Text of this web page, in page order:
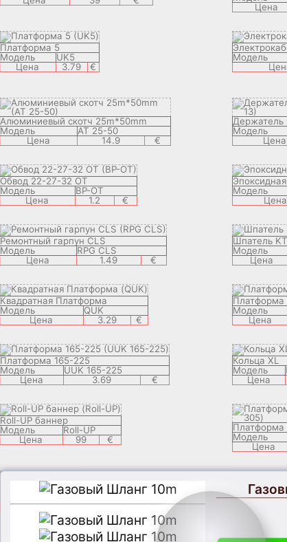
Цена
Платформа 5
Модель
UK5
Цена
3.79 €
Модель
Алюминиевый скотч 25m*50mm
Модель
AT 25-50
Цена
14.9 €
Держатель
Модель
Цена
Обвод 22-27-32 OT
Модель
BP-OT
Цена
1.2 €
Модель
Цена
Ремонтный гарпун CLS
Модель
RPG CLS
Цена
1.49 €
Шпатель
Модель
Цена
Квадратная Платформа
Модель
QUK
Цена
3.29 €
Платформа
Модель
Цена
Платформа 165-225
Модель
UUK 165-225
Цена
3.69 €
Кольца XL
Модель
Цена
Roll-UP баннер
Модель
Roll-UP
Цена
99 €
Платформа
Модель
Цена
Перчатки
VAR
Цена
1.9 €
Шпатель
Модель